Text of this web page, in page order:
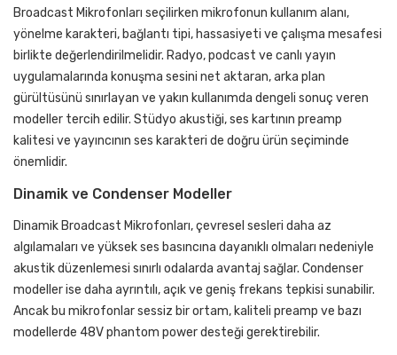
Broadcast Mikrofonları seçilirken mikrofonun kullanım alanı,
yönelme karakteri, bağlantı tipi, hassasiyeti ve çalışma mesafesi
birlikte değerlendirilmelidir. Radyo, podcast ve canlı yayın
uygulamalarında konuşma sesini net aktaran, arka plan
gürültüsünü sınırlayan ve yakın kullanımda dengeli sonuç veren
modeller tercih edilir. Stüdyo akustiği, ses kartının preamp
kalitesi ve yayıncının ses karakteri de doğru ürün seçiminde
önemlidir.
Dinamik ve Condenser Modeller
Dinamik Broadcast Mikrofonları, çevresel sesleri daha az
algılamaları ve yüksek ses basıncına dayanıklı olmaları nedeniyle
akustik düzenlemesi sınırlı odalarda avantaj sağlar. Condenser
modeller ise daha ayrıntılı, açık ve geniş frekans tepkisi sunabilir.
Ancak bu mikrofonlar sessiz bir ortam, kaliteli preamp ve bazı
modellerde 48V phantom power desteği gerektirebilir.